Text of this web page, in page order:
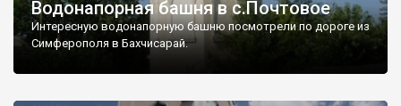
Водонапорная башня в с.Почтовое
Интересную водонапорную башню посмотрели по дороге из
Симферополя в Бахчисарай.